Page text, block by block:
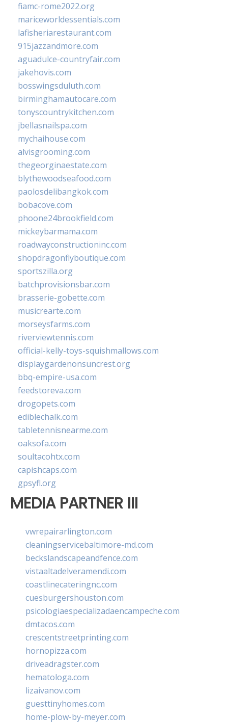
fiamc-rome2022.org
mariceworldessentials.com
lafisheriarestaurant.com
915jazzandmore.com
aguadulce-countryfair.com
jakehovis.com
bosswingsduluth.com
birminghamautocare.com
tonyscountrykitchen.com
jbellasnailspa.com
mychaihouse.com
alvisgrooming.com
thegeorginaestate.com
blythewoodseafood.com
paolosdelibangkok.com
bobacove.com
phoone24brookfield.com
mickeybarmama.com
roadwayconstructioninc.com
shopdragonflyboutique.com
sportszilla.org
batchprovisionsbar.com
brasserie-gobette.com
musicrearte.com
morseysfarms.com
riverviewtennis.com
official-kelly-toys-squishmallows.com
displaygardenonsuncrest.org
bbq-empire-usa.com
feedstoreva.com
drogopets.com
ediblechalk.com
tabletennisnearme.com
oaksofa.com
soultacohtx.com
capishcaps.com
gpsyfl.org
MEDIA PARTNER III
vwrepairarlington.com
cleaningservicebaltimore-md.com
beckslandscapeandfence.com
vistaaltadelveramendi.com
coastlinecateringnc.com
cuesburgershouston.com
psicologiaespecializadaencampeche.com
dmtacos.com
crescentstreetprinting.com
hornopizza.com
driveadragster.com
hematologa.com
lizaivanov.com
guesttinyhomes.com
home-plow-by-meyer.com